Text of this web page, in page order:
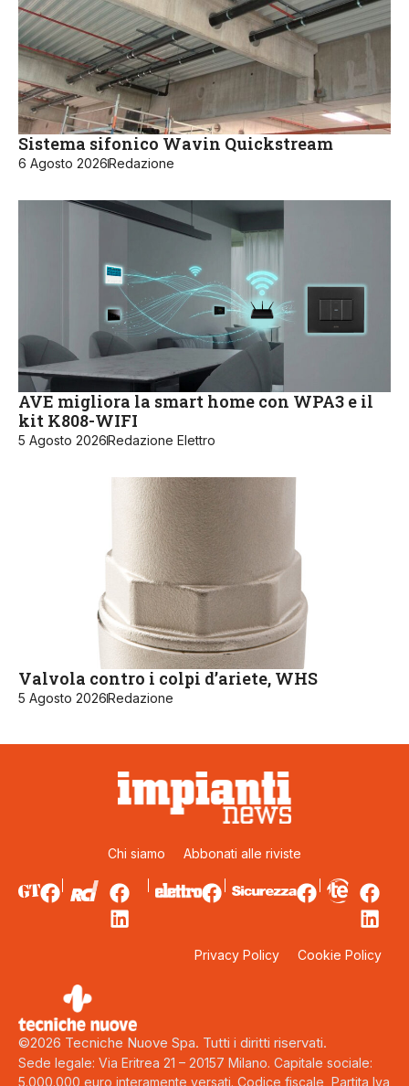
Sistema sifonico Wavin Quickstream
6 Agosto 2026 Redazione
AVE migliora la smart home con WPA3 e il
kit K808-WIFI
5 Agosto 2026 Redazione Elettro
Valvola contro i colpi d’ariete, WHS
5 Agosto 2026 Redazione
Chi siamo Abbonati alle riviste
Privacy Policy Cookie Policy
©2026 Tecniche Nuove Spa. Tutti i diritti riservati.
Sede legale: Via Eritrea 21 – 20157 Milano. Capitale sociale:
5.000.000 euro interamente versati. Codice fiscale, Partita Iva